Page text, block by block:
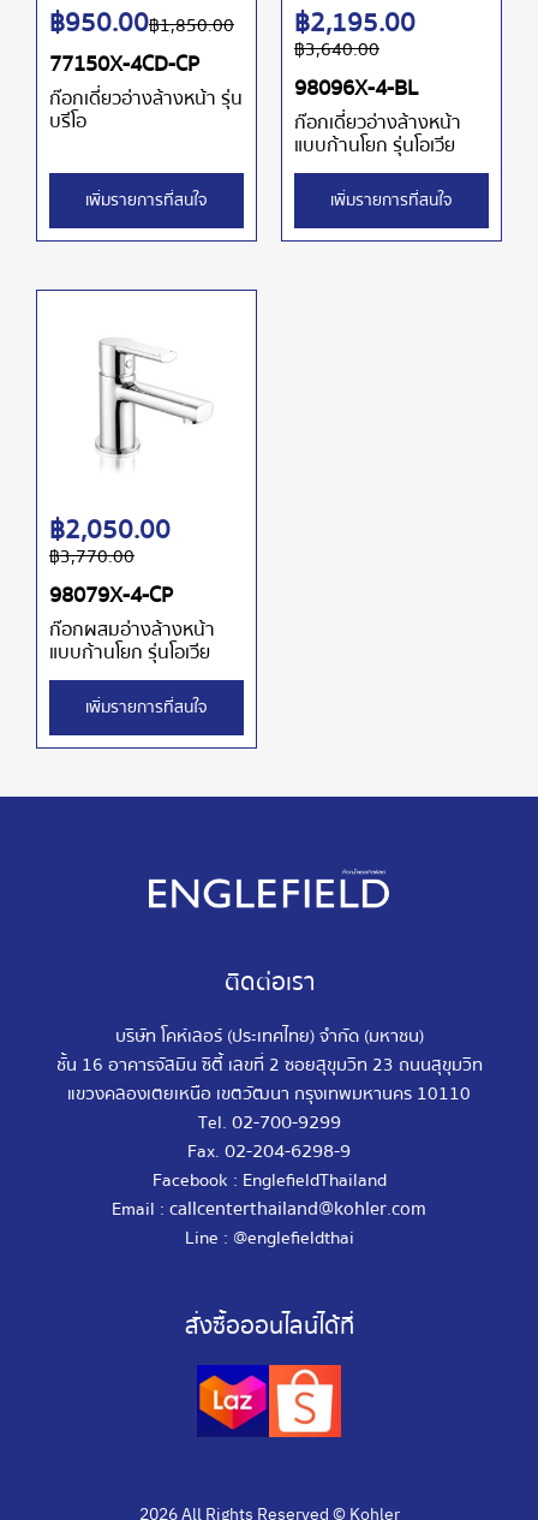
77150X-4CD-CP
ก๊อกเดี่ยวอ่างล้างหน้า รุ่น
บรีโอ
฿1,850.00
฿950.00
เพิ่มรายการที่สนใจ
98096X-4-BL
ก๊อกเดี่ยวอ่างล้างหน้า
แบบก้านโยก รุ่นโอเวีย
฿3,640.00
฿2,195.00
เพิ่มรายการที่สนใจ
98079X-4-CP
ก๊อกผสมอ่างล้างหน้า
แบบก้านโยก รุ่นโอเวีย
฿3,770.00
฿2,050.00
เพิ่มรายการที่สนใจ
ติดต่อเรา
บริษัท โคห์เลอร์ (ประเทศไทย) จำกัด (มหาชน)
ชั้น 16 อาคารจัสมิน ซิตี้ เลขที่ 2 ซอยสุขุมวิท 23 ถนนสุขุมวิท
แขวงคลองเตยเหนือ เขตวัฒนา กรุงเทพมหานคร 10110
Tel. 02-700-9299
Fax. 02-204-6298-9
Facebook : EnglefieldThailand
Email : callcenterthailand@kohler.com
Line : @englefieldthai
สั่งซื้อออนไลน์ได้ที่